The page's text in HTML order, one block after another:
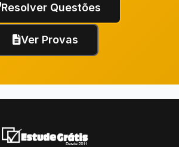
Resolver Questões
Ver Provas